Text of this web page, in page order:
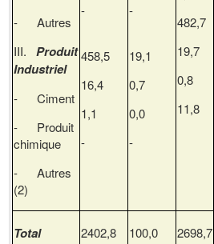
- Autres
III.Produit
Industriel
- Ciment
- Produit
chimique
- Autres
(2)
-
458,5
16,4
1,1
-
-
19,1
0,7
0,0
-
482,7
19,7
0,8
11,8
Total 2402,8 100,0 2698,7